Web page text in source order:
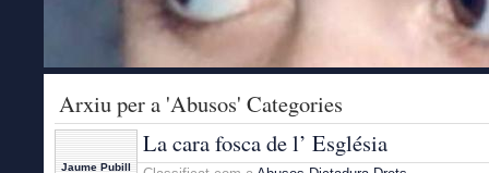
Arxiu per a 'Abusos' Categories
Jaume Pubill
La cara fosca de l’ Església